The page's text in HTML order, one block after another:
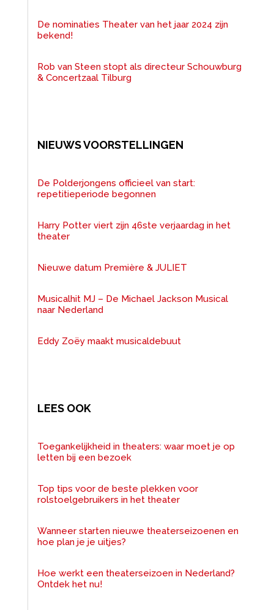
De nominaties Theater van het jaar 2024 zijn
bekend!
Rob van Steen stopt als directeur Schouwburg
& Concertzaal Tilburg
NIEUWS VOORSTELLINGEN
De Polderjongens officieel van start:
repetitieperiode begonnen
Harry Potter viert zijn 46ste verjaardag in het
theater
Nieuwe datum Première & JULIET
Musicalhit MJ – De Michael Jackson Musical
naar Nederland
Eddy Zoëy maakt musicaldebuut
LEES OOK
Toegankelijkheid in theaters: waar moet je op
letten bij een bezoek
Top tips voor de beste plekken voor
rolstoelgebruikers in het theater
Wanneer starten nieuwe theaterseizoenen en
hoe plan je je uitjes?
Hoe werkt een theaterseizoen in Nederland?
Ontdek het nu!